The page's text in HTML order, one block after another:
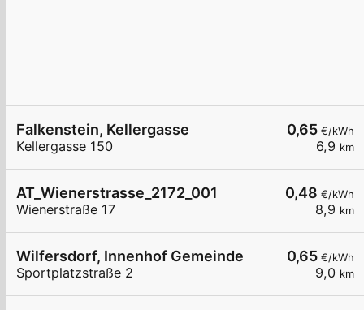
0,65 €/kWh
6,9 km
Falkenstein, Kellergasse
Kellergasse 150
0,48 €/kWh
8,9 km
AT_Wienerstrasse_2172_001
Wienerstraße 17
0,65 €/kWh
9,0 km
Wilfersdorf, Innenhof Gemeinde
Sportplatzstraße 2